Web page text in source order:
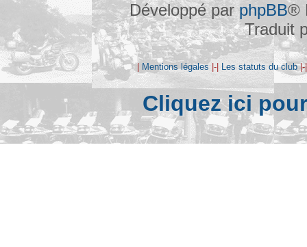
Développé parphpBB®
Traduit
| Mentions légales |-| Les statuts du club
Cliquez ici